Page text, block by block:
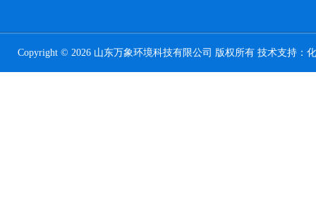
Copyright © 2026 山东万象环境科技有限公司 版权所有 技术支持：